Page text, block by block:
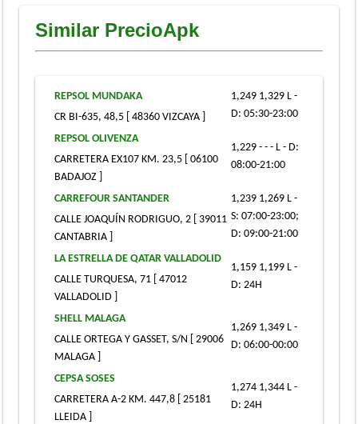
Similar PrecioApk
REPSOL MUNDAKA
CR BI-635, 48,5 [ 48360 VIZCAYA ]
1,249 1,329 L -
D: 05:30-23:00
REPSOL OLIVENZA
CARRETERA EX107 KM. 23,5 [ 06100
BADAJOZ ]
1,229 - - - L - D:
08:00-21:00
CARREFOUR SANTANDER
CALLE JOAQUÍN RODRIGUO, 2 [ 39011
CANTABRIA ]
1,239 1,269 L -
S: 07:00-23:00;
D: 09:00-21:00
LA ESTRELLA DE QATAR VALLADOLID
CALLE TURQUESA, 71 [ 47012
VALLADOLID ]
1,159 1,199 L -
D: 24H
SHELL MALAGA
CALLE ORTEGA Y GASSET, S/N [ 29006
MALAGA ]
1,269 1,349 L -
D: 06:00-00:00
CEPSA SOSES
CARRETERA A-2 KM. 447,8 [ 25181
LLEIDA ]
1,274 1,344 L -
D: 24H